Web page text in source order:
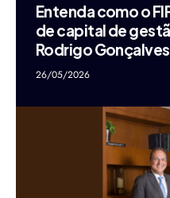
Entenda como o
de capital de
Rodrigo
26/05/2026